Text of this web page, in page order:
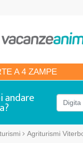
A 4 ZAMPE
andare
Agriturismi